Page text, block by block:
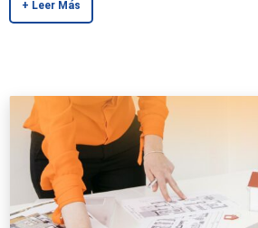
+ Leer Más